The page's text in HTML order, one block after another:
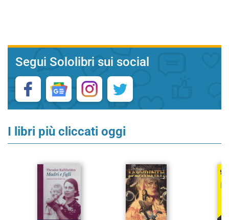
Segui Sololibri sui social
I libri più cliccati oggi